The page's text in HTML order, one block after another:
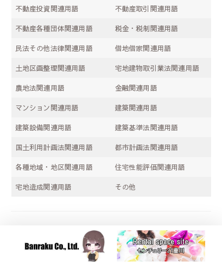
不動産投資関連用語
不動産取引関連用語
不動産各種団体関連用語
税金・税制関連用語
民法その他法律関連用語
借地借家関連用語
土地区画整理関連用語
宅地建物取引業法関連用語
農地法関連用語
金融関連用語
マンション関連用語
建築関連用語
建築設備関連用語
建築基準法関連用語
国土利用計画法関連用語
都市計画法関連用語
各種地域・地区関連用語
住宅性能評価関連用語
宅地造成関連用語
その他